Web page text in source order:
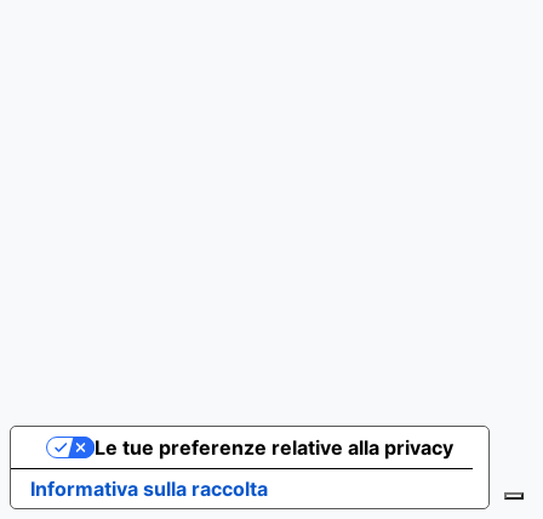
Informativa sulla raccolta
Le tue preferenze relative alla privacy